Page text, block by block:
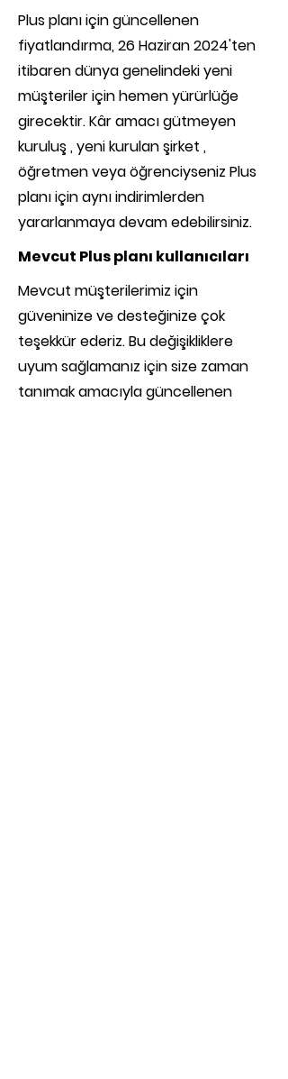
Plus planı için güncellenen
fiyatlandırma, 26 Haziran 2024'ten
itibaren dünya genelindeki yeni
müşteriler için hemen yürürlüğe
girecektir. Kâr amacı gütmeyen
kuruluş , yeni kurulan şirket ,
öğretmen veya öğrenciyseniz Plus
planı için aynı indirimlerden
yararlanmaya devam edebilirsiniz.
Mevcut Plus planı kullanıcıları
Mevcut müşterilerimiz için
güveninize ve desteğinize çok
teşekkür ederiz. Bu değişikliklere
uyum sağlamanız için size zaman
tanımak amacıyla güncellenen